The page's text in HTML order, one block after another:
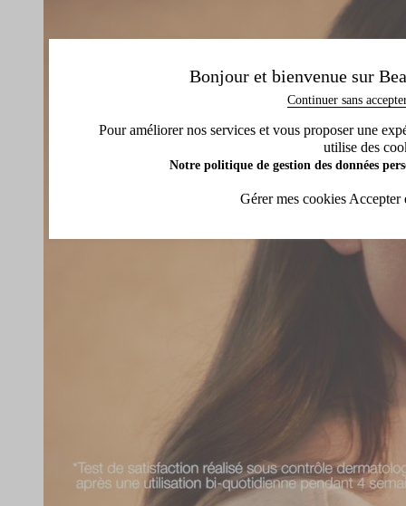
Bonjour et bienvenue sur
Continuer sans
Pour améliorer nos services et vous proposer une
utilise des
Notre politique de gestion des données
Gérer mes cookies Accepter